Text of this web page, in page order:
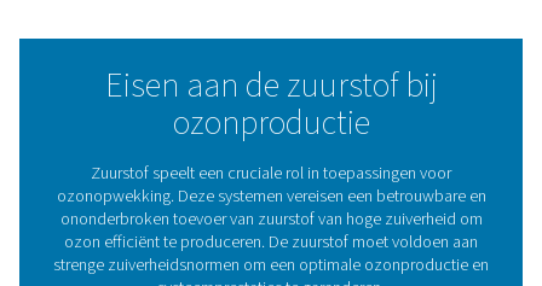
Ozon is een zeer reactief en oxiderend gas dat in
drinkwatertoepassingen, zwembaden en aquaria en
tot de voedings- en farmaceutische sector. Het doodt
en bacteriën, verwijdert chemicaliën en verbetert
waterkwaliteit. Als voedingsgas voor
zuurstof van topkwaliteit een essentieel onderdeel
ozonproductie.